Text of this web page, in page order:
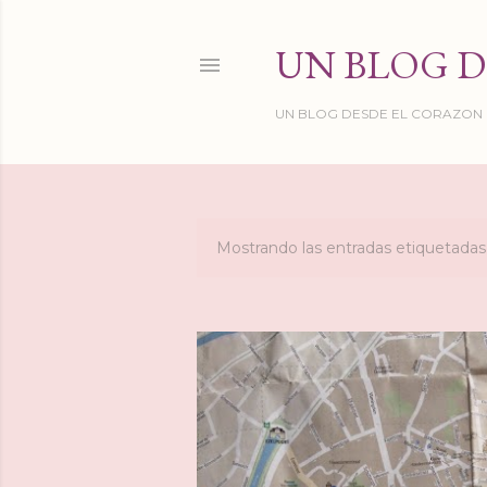
UN BLOG
UN BLOG DESDE EL
t
r
a
Mostrando las entradas